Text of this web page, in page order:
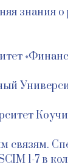
знания о
связям.
1-7 в